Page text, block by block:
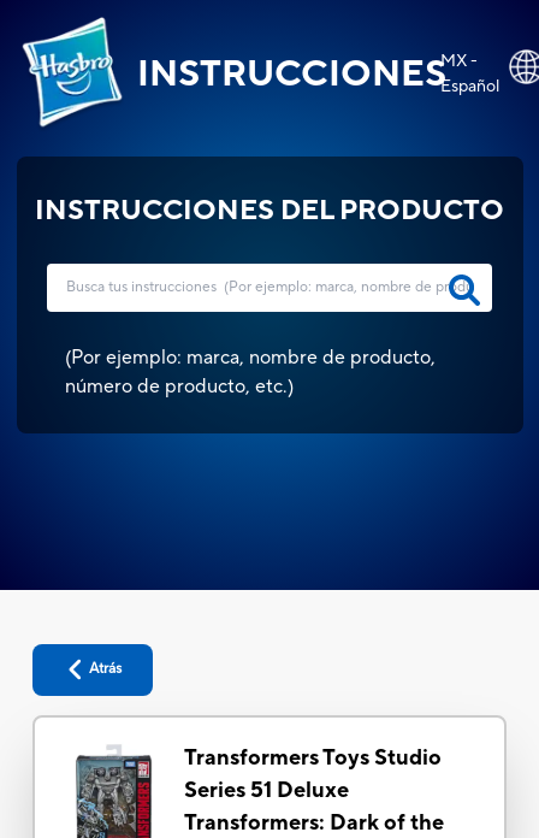
INSTRUCCIONESMX -
Español
INSTRUCCIONES DEL PRODUCTO
(Por ejemplo: marca, nombre de producto,
número de producto, etc.)
Atrás
Transformers Toys Studio
Series 51 Deluxe
Transformers: Dark of the